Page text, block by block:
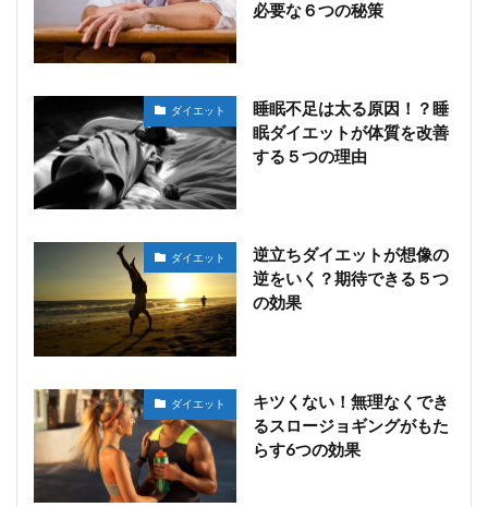
必要な６つの秘策
ダイエット
睡眠不足は太る原因！？睡
眠ダイエットが体質を改善
する５つの理由
ダイエット
逆立ちダイエットが想像の
逆をいく？期待できる５つ
の効果
ダイエット
キツくない！無理なくでき
るスロージョギングがもた
らす6つの効果